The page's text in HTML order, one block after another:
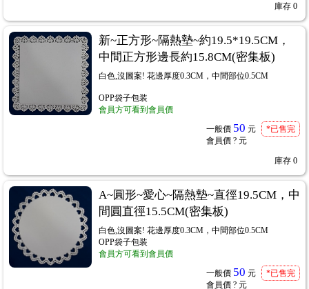
庫存 0
新~正方形~隔熱墊~約19.5*19.5CM，
中間正方形邊長約15.8CM(密集板)
白色,沒圖案! 花邊厚度0.3CM，中間部位0.5CM
OPP袋子包装
會員方可看到會員價
一般價 50 元
會員價 ? 元
*已售完
庫存 0
A~圓形~愛心~隔熱墊~直徑19.5CM，中
間圓直徑15.5CM(密集板)
白色,沒圖案! 花邊厚度0.3CM，中間部位0.5CM
OPP袋子包装
會員方可看到會員價
一般價 50 元
會員價 ? 元
*已售完